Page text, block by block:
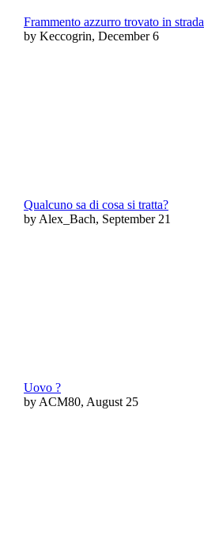
Frammento azzurro trovato in strada
by Keccogrin, December 6
Qualcuno sa di cosa si tratta?
by Alex_Bach, September 21
Uovo ?
by ACM80, August 25